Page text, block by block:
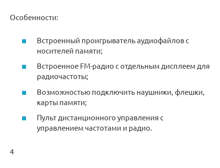
Особенности:
Встроенный проигрыватель аудиофайлов с
носителей памяти;
Встроенное FM-радио с отдельным дисплеем для
радиочастоты;
Возможностью подключить наушники, флешки,
карты памяти;
Пульт дистанционного управления с
управлением частотами и радио.
4